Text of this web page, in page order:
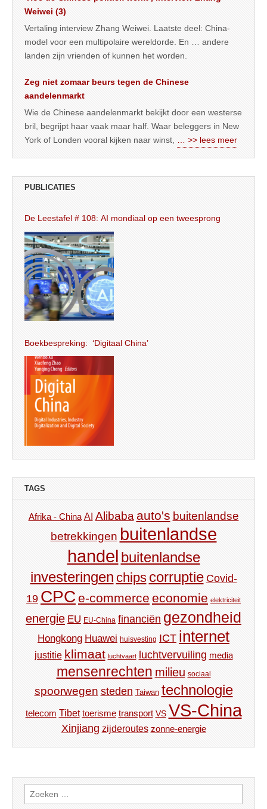
Weiwei (3)
Vertaling interview Zhang Weiwei. Laatste deel: China-
model voor een multipolaire wereldorde. En … andere
landen zijn vrienden of kunnen het worden.
Zeg niet zomaar beurs tegen de Chinese
aandelenmarkt
Wie de Chinese aandelenmarkt bekijkt door een westerse
bril, begrijpt haar vaak maar half. Waar beleggers in New
York of Londen vooral kijken naar winst,
… >> lees meer
PUBLICATIES
De Leestafel # 108: AI mondiaal op een tweesprong
Boekbespreking: ‘Digitaal China’
TAGS
Afrika - China AI Alibaba auto's buitenlandse
betrekkingen buitenlandse
handel buitenlandse
investeringen chips corruptie Covid-
19 CPC e-commerce economie elektriciteit
energie EU EU-China financiën gezondheid
Hongkong Huawei huisvesting ICT internet
justitie klimaat luchtvaart luchtvervuiling media
mensenrechten milieu sociaal
spoorwegen steden Taiwan technologie
telecom Tibet toerisme transport VS VS-China
Xinjiang zijderoutes zonne-energie
Zoeken
naar: